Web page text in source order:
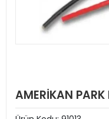
AMERİKAN PARK